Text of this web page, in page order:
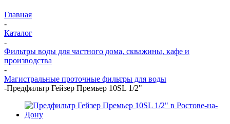
Главная
-
Каталог
-
Фильтры воды для частного дома, скважины, кафе и
производства
-
Магистральные проточные фильтры для воды
-Предфильтр Гейзер Премьер 10SL 1/2"